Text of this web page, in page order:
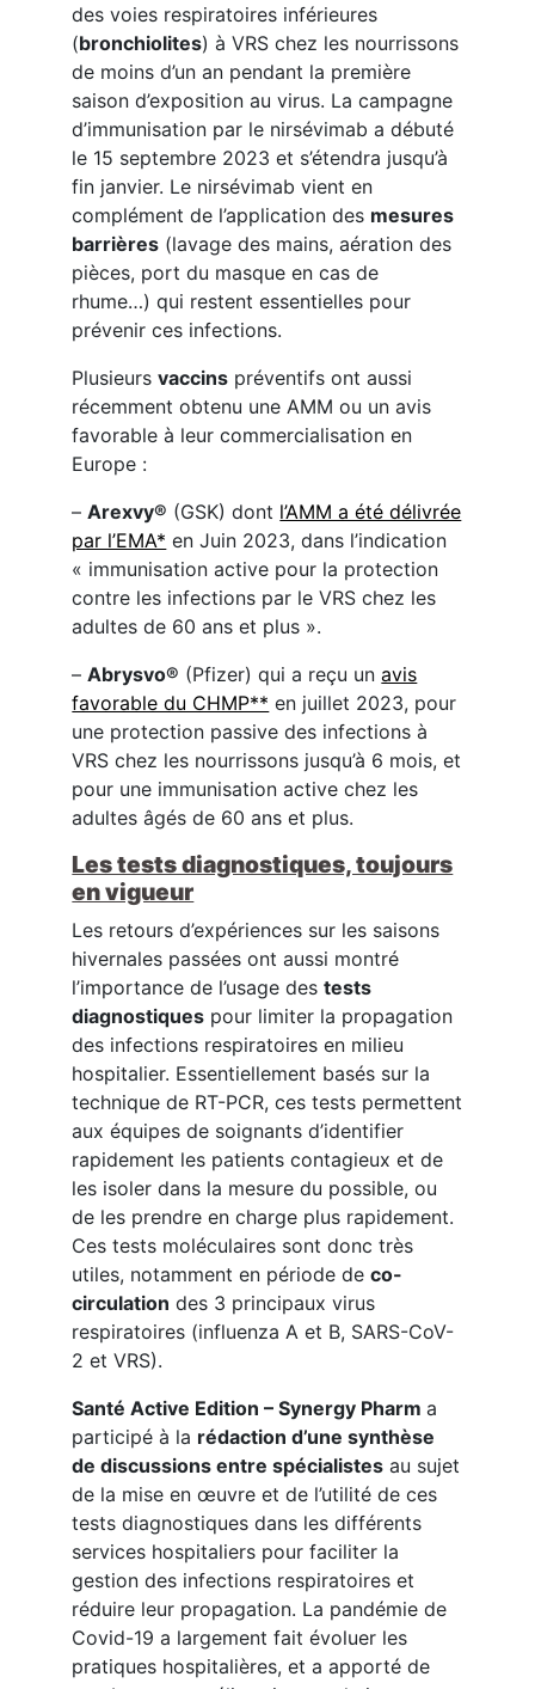
des voies respiratoires inférieures
(bronchiolites) à VRS chez les nourrissons
de moins d’un an pendant la première
saison d’exposition au virus. La campagne
d’immunisation par le nirsévimab a débuté
le 15 septembre 2023 et s’étendra jusqu’à
fin janvier. Le nirsévimab vient en
complément de l’application des mesures
barrières (lavage des mains, aération des
pièces, port du masque en cas de
rhume…) qui restent essentielles pour
prévenir ces infections.
Plusieursvaccins préventifs ont aussi
récemment obtenu une AMM ou un avis
favorable à leur commercialisation en
Europe :
–Arexvy® (GSK) dont l’AMM a été délivrée
par l’EMA* en Juin 2023, dans l’indication
« immunisation active pour la protection
contre les infections par le VRS chez les
adultes de 60 ans et plus ».
–Abrysvo® (Pfizer) qui a reçu unavis
favorable du CHMP** en juillet 2023, pour
une protection passive des infections à
VRS chez les nourrissons jusqu’à 6 mois, et
pour une immunisation active chez les
adultes âgés de 60 ans et plus.
Les tests diagnostiques, toujours
en vigueur
Les retours d’expériences sur les saisons
hivernales passées ont aussi montré
l’importance de l’usage destests
diagnostiques pour limiter la propagation
des infections respiratoires en milieu
hospitalier. Essentiellement basés sur la
technique de RT-PCR, ces tests permettent
aux équipes de soignants d’identifier
rapidement les patients contagieux et de
les isoler dans la mesure du possible, ou
de les prendre en charge plus rapidement.
Ces tests moléculaires sont donc très
utiles, notamment en période deco-
circulation des 3 principaux virus
respiratoires (influenza A et B, SARS-CoV-
2et VRS).
Santé Active Edition – Synergy Pharma
participé à la rédaction d’une synthèse
de discussions entre spécialistes au sujet
de la mise en œuvre et de l’utilité de ces
tests diagnostiques dans les différents
services hospitaliers pour faciliter la
gestion des infections respiratoires et
réduire leur propagation. La pandémie de
Covid-19 a largement fait évoluer les
pratiques hospitalières, et a apporté de